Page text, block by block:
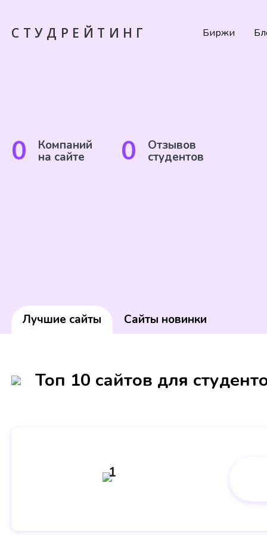
СТУДРЕЙТИНГ Биржи
0 Компаний
на сайте 0 Отзывов
студентов
Лучшие сайты Сайты новинки
Топ 10 сайтов для
1